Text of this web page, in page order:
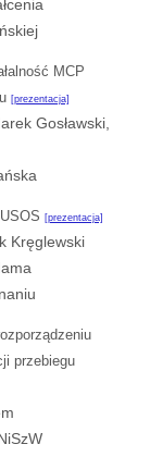
MCP
[prezentacja]
Gosławski,
[prezentacja]
Kręglewski
przebiegu